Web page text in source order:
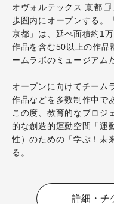
オヴォルテックス 京都
歩圏内にオープンする。
京都」は、延べ面積約1
作品を含む50以上の作品
ームラボのミュージアム
オープンに向けてチーム
作品などを多数制作中で
この度、教育的なプロジ
的な創造的運動空間「運
性）のための「学ぶ！未
る。
詳細・チ